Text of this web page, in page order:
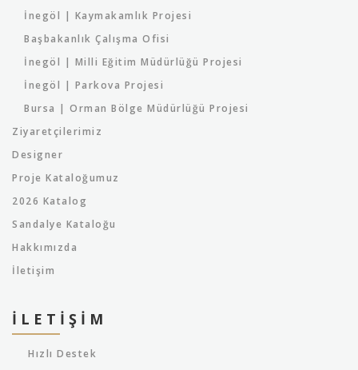
İnegöl | Kaymakamlık Projesi
Başbakanlık Çalışma Ofisi
İnegöl | Milli Eğitim Müdürlüğü Projesi
İnegöl | Parkova Projesi
Bursa | Orman Bölge Müdürlüğü Projesi
Ziyaretçilerimiz
Designer
Proje Kataloğumuz
2026 Katalog
Sandalye Kataloğu
Hakkımızda
İletişim
İLETIŞIM
Hızlı Destek